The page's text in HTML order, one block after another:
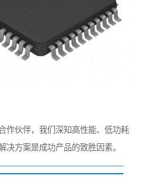
作伙伴，我们深知高性能、低功耗
决方案是成功产品的致胜因素。